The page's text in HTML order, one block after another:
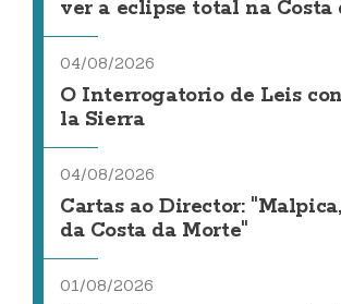
ver a eclipse total na Costa
04/08/2026
O Interrogatorio de Leis
la Sierra
04/08/2026
Cartas ao Director:
da Costa da Morte"
01/08/2026